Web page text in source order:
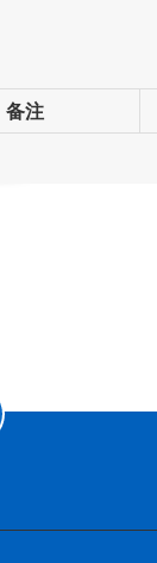
备注